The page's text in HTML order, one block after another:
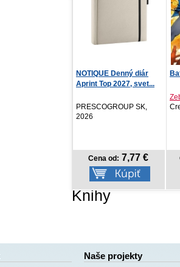
Batman / Deadpool
Crew, 2026
Cena od:15,09 €
Knihy
Naše projekty